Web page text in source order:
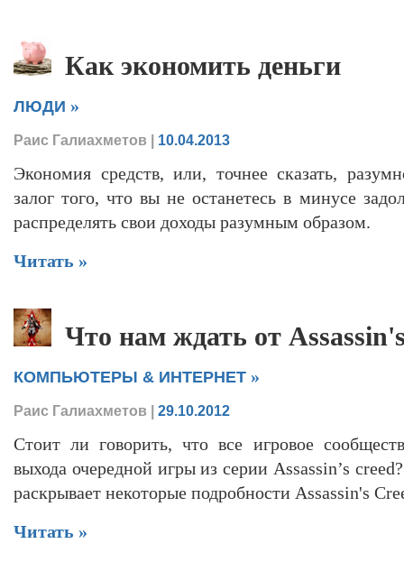
Как экономить деньги
ЛЮДИ »
Раис Галиахметов | 10.04.2013
Экономия средств, или, точнее сказать,
залог того, что вы не останетесь в минусе
распределять свои доходы разумным образом.
Читать »
Что нам ждать от
КОМПЬЮТЕРЫ & ИНТЕРНЕТ »
Раис Галиахметов | 29.10.2012
Стоит ли говорить, что все игровое
выхода очередной игры из серии Assassin’s
раскрывает некоторые подробности Assassin's
Читать »